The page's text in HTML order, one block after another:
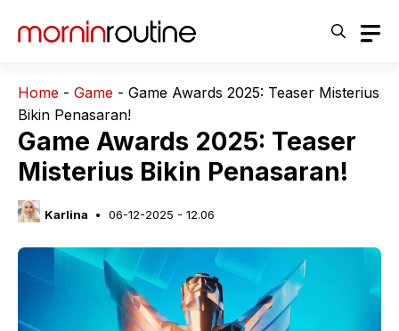
Home - Game - Game Awards 2025: Teaser Misterius
Bikin Penasaran!
Game Awards 2025: Teaser
Misterius Bikin Penasaran!
Karlina 06-12-2025 - 12.06